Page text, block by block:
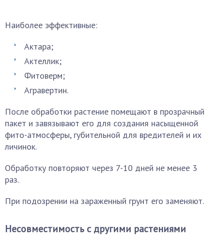
Наиболее эффективные:
Актара;
Актеллик;
Фитоверм;
Агравертин.
После обработки растение помещают в прозрачный
пакет и завязывают его для создания насыщенной
фито-атмосферы, губительной для вредителей и их
личинок.
Обработку повторяют через 7-10 дней не менее 3
раз.
При подозрении на зараженный грунт его заменяют.
Несовместимость с другими растениями